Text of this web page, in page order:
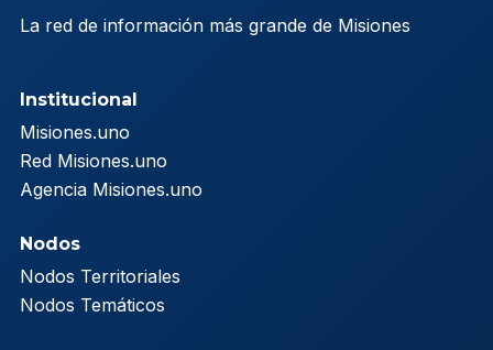
La red de información más grande de Misiones
Institucional
Misiones.uno
Red Misiones.uno
Agencia Misiones.uno
Nodos
Nodos Territoriales
Nodos Temáticos